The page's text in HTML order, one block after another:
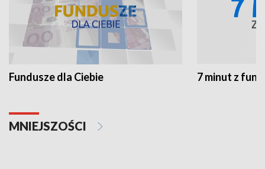
Fundusze dla Ciebie 7 minut z
MNIEJSZOŚCI